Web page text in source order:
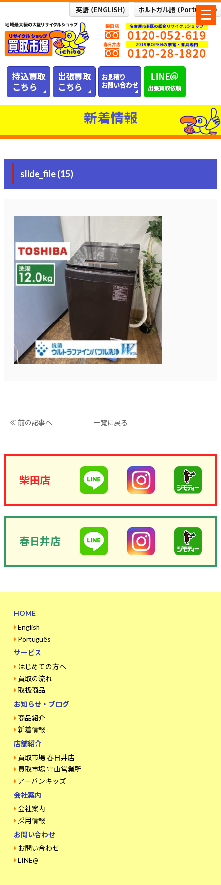
メ
ニ
ュ
ー
新着情報
slide_file (15)
≪ 前の記事へ 一覧に戻る
柴田店
春日井店
HOME
English
Português
サービス
はじめての方へ
買取の流れ
取扱商品
お知らせ・ブログ
商品紹介
新着情報
店舗紹介
買取市場 春日井店
買取市場 守山営業所
アーバンキッズ
会社案内
会社案内
採用情報
お問い合わせ
お問い合わせ
LINE@